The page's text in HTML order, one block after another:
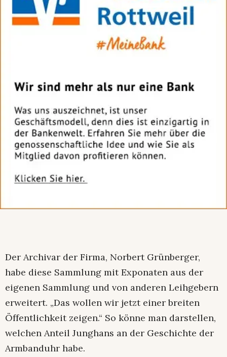
Der Archivar der Firma, Norbert Grünberger,
habe diese Sammlung mit Exponaten aus der
eigenen Sammlung und von anderen Leihgebern
erweitert. „Das wollen wir jetzt einer breiten
Öffentlichkeit zeigen.“ So könne man darstellen,
welchen Anteil Junghans an der Geschichte der
Armbanduhr habe.